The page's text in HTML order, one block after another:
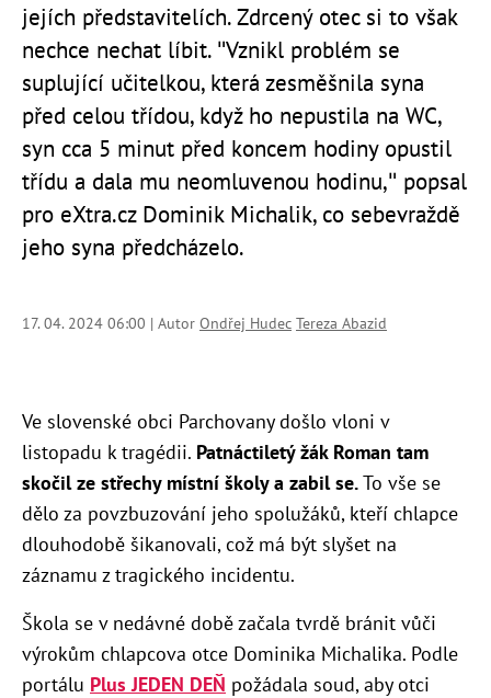
jejích představitelích. Zdrcený otec si to však
nechce nechat líbit. "Vznikl problém se
suplující učitelkou, která zesměšnila syna
před celou třídou, když ho nepustila na WC,
syn cca 5 minut před koncem hodiny opustil
třídu a dala mu neomluvenou hodinu," popsal
pro eXtra.cz Dominik Michalik, co sebevraždě
jeho syna předcházelo.
17. 04. 2024 06:00 | Autor Ondřej Hudec Tereza Abazid
Ve slovenské obci Parchovany došlo vloni v
listopadu k tragédii. Patnáctiletý žák Roman tam
skočil ze střechy místní školy a zabil se.To vše se
dělo za povzbuzování jeho spolužáků, kteří chlapce
dlouhodobě šikanovali, což má být slyšet na
záznamu z tragického incidentu.
Škola se v nedávné dobězačala tvrdě bránit vůči
výrokům chlapcova otce Dominika Michalika. Podle
portálu Plus JEDEN DEŇ požádala soud, aby otci